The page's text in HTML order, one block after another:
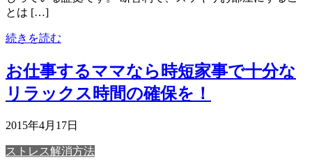
とは […]
続きを読む
お仕事するママなら時短家事で十分な
リラックス時間の確保を！
2015年4月17日
ストレス解消方法